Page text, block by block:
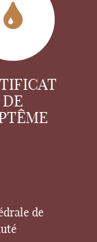
DE
de